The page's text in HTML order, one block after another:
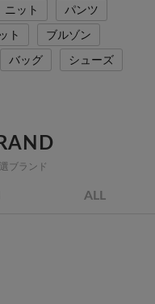
ニット
パンツ
ト
ブルゾン
バッグ
シューズ
ブランド
ALL